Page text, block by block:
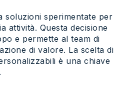
soluzioni sperimentate per
attività. Questa decisione
e permette al team di
di valore. La scelta di
è una chiave